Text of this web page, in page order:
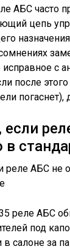
АБС часто
цепь
с
после этого
если
в
реле АБС
под
в салоне за